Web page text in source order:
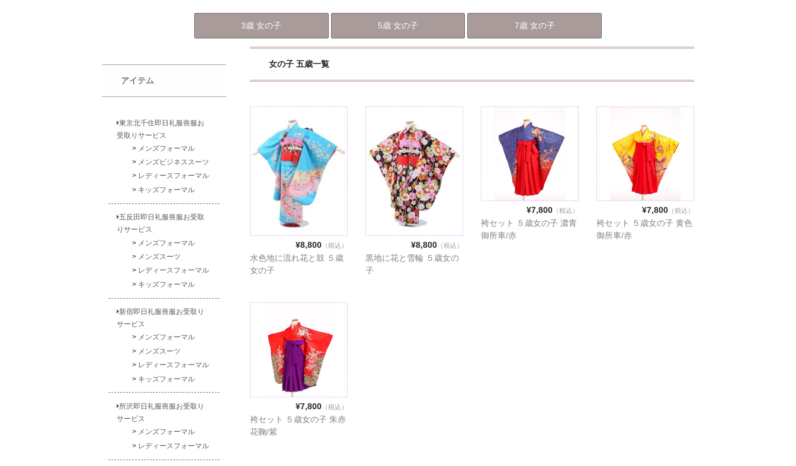
3歳 女の子 5歳 女の子 7歳 女の子
女の子 五歳一覧
¥8,800 （税込）
水色地に流れ花と鼓 ５歳
女の子
¥8,800 （税込）
黒地に花と雪輪 ５歳女の
子
¥7,800 （税込）
袴セット ５歳女の子 濃青
御所車/赤
¥7,800 （税込）
袴セット ５歳女の子 黄色
御所車/赤
¥7,800 （税込）
袴セット ５歳女の子 朱赤
花鞠/紫
アイテム
東京北千住即日礼服喪服お
受取りサービス
メンズフォーマル
メンズビジネススーツ
レディースフォーマル
キッズフォーマル
五反田即日礼服喪服お受取
りサービス
メンズフォーマル
メンズスーツ
レディースフォーマル
キッズフォーマル
新宿即日礼服喪服お受取り
サービス
メンズフォーマル
メンズスーツ
レディースフォーマル
キッズフォーマル
所沢即日礼服喪服お受取り
サービス
メンズフォーマル
レディースフォーマル